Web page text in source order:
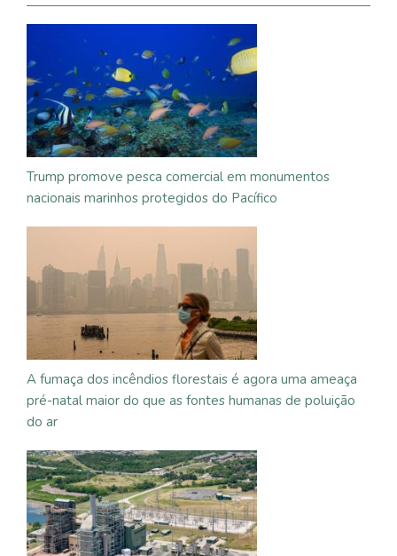
Trump promove pesca comercial em monumentos
nacionais marinhos protegidos do Pacífico
A fumaça dos incêndios florestais é agora uma ameaça
pré-natal maior do que as fontes humanas de poluição
do ar